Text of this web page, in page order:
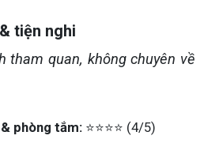
tiện nghi
tham quan, không chuyên về
phòng tắm: ⭐⭐⭐⭐ (4/5)